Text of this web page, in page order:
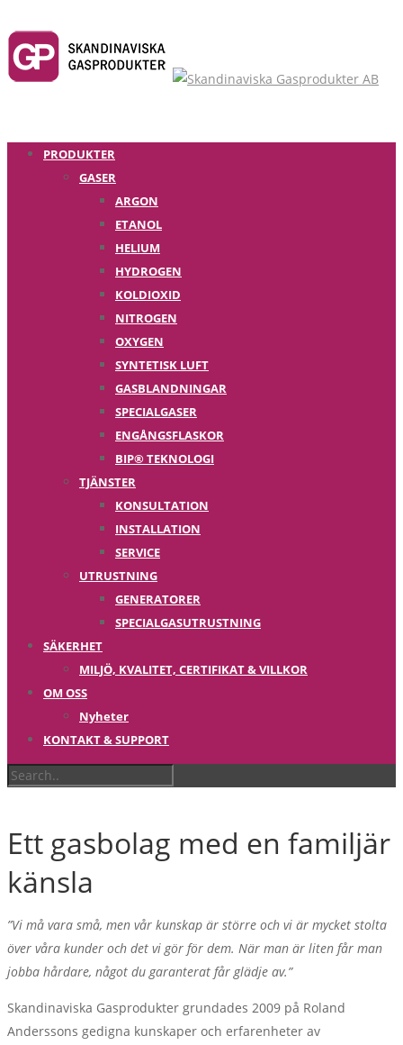
PRODUKTER
GASER
ARGON
ETANOL
HELIUM
HYDROGEN
KOLDIOXID
NITROGEN
OXYGEN
SYNTETISK LUFT
GASBLANDNINGAR
SPECIALGASER
ENGÅNGSFLASKOR
BIP® TEKNOLOGI
TJÄNSTER
KONSULTATION
INSTALLATION
SERVICE
UTRUSTNING
GENERATORER
SPECIALGASUTRUSTNING
SÄKERHET
MILJÖ, KVALITET, CERTIFIKAT & VILLKOR
OM OSS
Nyheter
KONTAKT & SUPPORT
Ett gasbolag med en familjär
känsla
”Vi må vara små, men vår kunskap är större och vi är mycket stolta
över våra kunder och det vi gör för dem. När man är liten får man
jobba hårdare, något du garanterat får glädje av.”
Skandinaviska Gasprodukter grundades 2009 på Roland
Anderssons gedigna kunskaper och erfarenheter av